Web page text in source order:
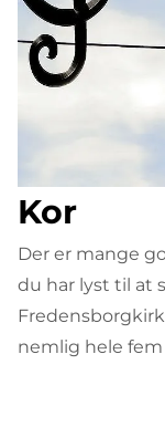
Kor
Der er mange
du har lyst til at
nemlig hele fem